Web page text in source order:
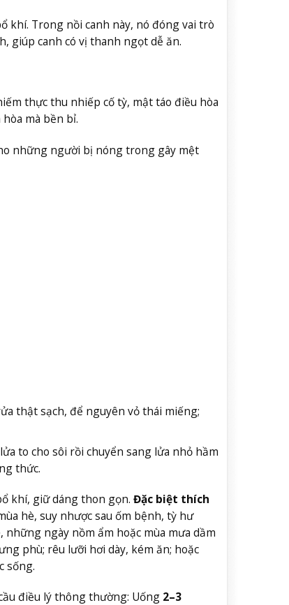
khí. Trong nồi canh này, nó đóng vai trò
giúp canh có vị thanh ngọt dễ ăn.
thực thu nhiếp cố tỳ, mật táo điều hòa
mà bền bỉ.
những người bị nóng trong gây mệt
thật sạch, để nguyên vỏ thái miếng;
to cho sôi rồi chuyển sang lửa nhỏ hầm
thức.
khí, giữ dáng thon gọn. Đặc biệt thích
hè, suy nhược sau ốm bệnh, tỳ hư
ngày nồm ẩm hoặc mùa mưa dầm
phù; rêu lưỡi hơi dày, kém ăn; hoặc
sống.
điều lý thông thường: Uống 2–3